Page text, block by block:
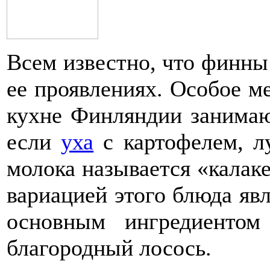
Всем известно, что
ее проявлениях. Особое
кухне Финляндии
еслиуха с картофелем,
молока называется
вариацией этого блюда
основным ингредиентом
благородный лосось.